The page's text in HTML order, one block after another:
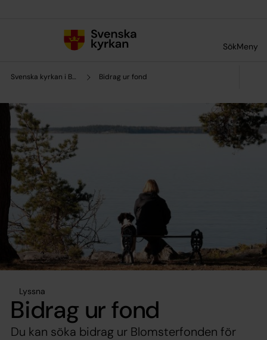
SökMeny
Svenska kyrkan i Borlänge Bidrag ur fond
Lyssna
Bidrag ur fond
Du kan söka bidrag ur Blomsterfonden för